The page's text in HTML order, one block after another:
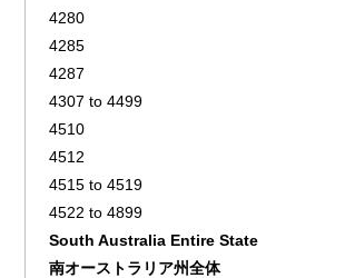
4280
4285
4287
4307 to 4499
4510
4512
4515 to 4519
4522 to 4899
South Australia Entire State
南オーストラリア州全体